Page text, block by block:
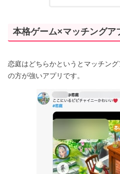
本格ゲーム×マッチングア
恋庭はどちらかというとマッチン
の方が強いアプリです。